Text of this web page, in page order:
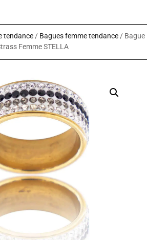
tendance/ Bagues femme tendance/ Bague
Femme STELLA